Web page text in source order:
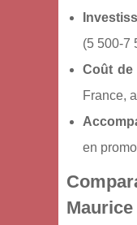
(5 500-7
Coût de
France,
en
Maurice